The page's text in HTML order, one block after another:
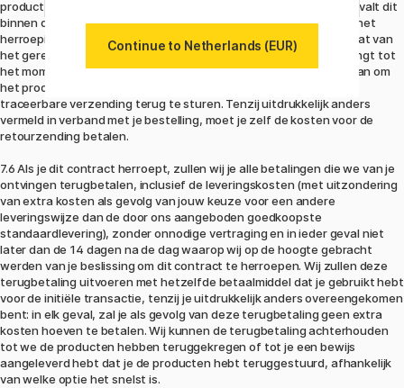
producten terugstuurt voor de termijn van 14 dagen verlopen is, valt dit
binnen de deadline. Bij het terugsturen van producten die onder het
herroepingsrecht vallen, ben je zelf verantwoordelijk voor de staat van
het geretourneerde product vanaf het moment dat je het ontvangt tot
het moment dat wij het opnieuw ontvangen. We raden daarom aan om
het product in de originele verpakking en goed verpakt met een
traceerbare verzending terug te sturen. Tenzij uitdrukkelijk anders
vermeld in verband met je bestelling, moet je zelf de kosten voor de
retourzending betalen.
7.6 Als je dit contract herroept, zullen wij je alle betalingen die we van je
ontvingen terugbetalen, inclusief de leveringskosten (met uitzondering
van extra kosten als gevolg van jouw keuze voor een andere
leveringswijze dan de door ons aangeboden goedkoopste
standaardlevering), zonder onnodige vertraging en in ieder geval niet
later dan de 14 dagen na de dag waarop wij op de hoogte gebracht
werden van je beslissing om dit contract te herroepen. Wij zullen deze
terugbetaling uitvoeren met hetzelfde betaalmiddel dat je gebruikt hebt
voor de initiële transactie, tenzij je uitdrukkelijk anders overeengekomen
bent: in elk geval, zal je als gevolg van deze terugbetaling geen extra
kosten hoeven te betalen. Wij kunnen de terugbetaling achterhouden
tot we de producten hebben teruggekregen of tot je een bewijs
aangeleverd hebt dat je de producten hebt teruggestuurd, afhankelijk
van welke optie het snelst is.
Continue to Netherlands (EUR)